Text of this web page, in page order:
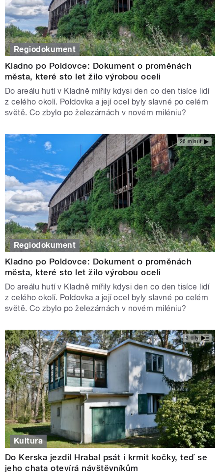
Regiodokument
Kladno po Poldovce: Dokument o proměnách
města, které sto let žilo výrobou oceli
Do areálu hutí v Kladně mířily kdysi den co den tisíce lidí
z celého okolí. Poldovka a její ocel byly slavné po celém
světě. Co zbylo po železárnách v novém miléniu?
26 minut
Regiodokument
Kladno po Poldovce: Dokument o proměnách
města, které sto let žilo výrobou oceli
Do areálu hutí v Kladně mířily kdysi den co den tisíce lidí
z celého okolí. Poldovka a její ocel byly slavné po celém
světě. Co zbylo po železárnách v novém miléniu?
3 díly
Kultura
Do Kerska jezdil Hrabal psát i krmit kočky, teď se
jeho chata otevírá návštěvníkům